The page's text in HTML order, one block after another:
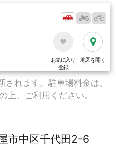
お気に入り
登録
地図を開く
れます。駐車場料金は、
上、ご利用ください。
市中区千代田2-6